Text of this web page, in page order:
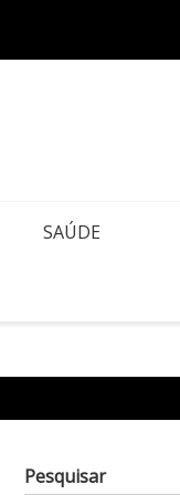
DESCASO:
SAÚDE
Pesquisar